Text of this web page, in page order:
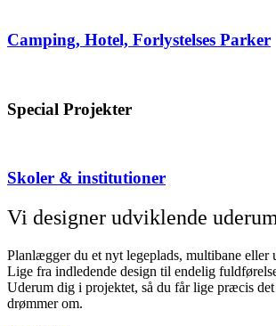
Camping, Hotel, Forlystelses Parker
Special Projekter
Skoler & institutioner
Vi designer udviklende uderum
Planlægger du et nyt legeplads, multibane eller
Lige fra indledende design til endelig
Uderum dig i projektet, så du får lige præcis det
drømmer om.